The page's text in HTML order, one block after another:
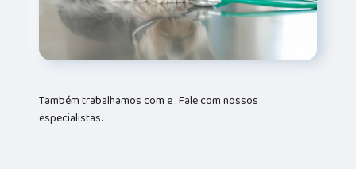
Também trabalhamos com e . Fale com nossos
especialistas.